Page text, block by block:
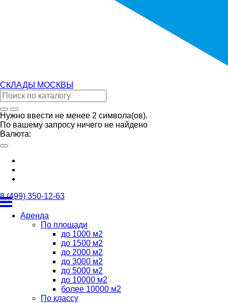
СКЛАДЫ МОСКВЫ
Нужно ввести не менее 2 символа(ов).
По вашему запросу ничего не найдено
Валюта:
8 (499) 350-12-63
Аренда
По площади
до 1000 м2
до 1500 м2
до 2000 м2
до 3000 м2
до 5000 м2
до 10000 м2
более 10000 м2
По классу